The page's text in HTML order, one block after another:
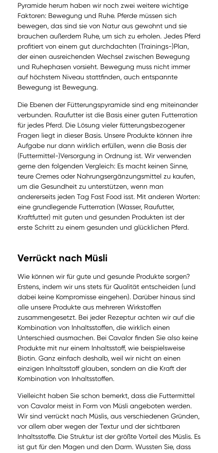
Pyramide herum haben wir noch zwei weitere wichtige
Faktoren: Bewegung und Ruhe. Pferde müssen sich
bewegen, das sind sie von Natur aus gewohnt und sie
brauchen außerdem Ruhe, um sich zu erholen. Jedes Pferd
profitiert von einem gut durchdachten (Trainings-)Plan,
der einen ausreichenden Wechsel zwischen Bewegung
und Ruhephasen vorsieht. Bewegung muss nicht immer
auf höchstem Niveau stattfinden, auch entspannte
Bewegung ist Bewegung.
Die Ebenen der Fütterungspyramide sind eng miteinander
verbunden. Raufutter ist die Basis einer guten Futterration
für jedes Pferd. Die Lösung vieler fütterungsbezogener
Fragen liegt in dieser Basis. Unsere Produkte können ihre
Aufgabe nur dann wirklich erfüllen, wenn die Basis der
(Futtermittel-)Versorgung in Ordnung ist. Wir verwenden
gerne den folgenden Vergleich: Es macht keinen Sinne,
teure Cremes oder Nahrungsergänzungsmittel zu kaufen,
um die Gesundheit zu unterstützen, wenn man
andererseits jeden Tag Fast Food isst. Mit anderen Worten:
eine grundlegende Futterration (Wasser, Raufutter,
Kraftfutter) mit guten und gesunden Produkten ist der
erste Schritt zu einem gesunden und glücklichen Pferd.
Verrückt nach Müsli
Wie können wir für gute und gesunde Produkte sorgen?
Erstens, indem wir uns stets für Qualität entscheiden (und
dabei keine Kompromisse eingehen). Darüber hinaus sind
alle unsere Produkte aus mehreren Wirkstoffen
zusammengesetzt. Bei jeder Rezeptur achten wir auf die
Kombination von Inhaltsstoffen, die wirklich einen
Unterschied ausmachen. Bei Cavalor finden Sie also keine
Produkte mit nur einem Inhaltsstoff, wie beispielsweise
Biotin. Ganz einfach deshalb, weil wir nicht an einen
einzigen Inhaltsstoff glauben, sondern an die Kraft der
Kombination von Inhaltsstoffen.
Vielleicht haben Sie schon bemerkt, dass die Futtermittel
von Cavalor meist in Form von Müsli angeboten werden.
Wir sind verrückt nach Müslis, aus verschiedenen Gründen,
vor allem aber wegen der Textur und der sichtbaren
Inhaltsstoffe. Die Struktur ist der größte Vorteil des Müslis. Es
ist gut für den Magen und den Darm. Wussten Sie, dass